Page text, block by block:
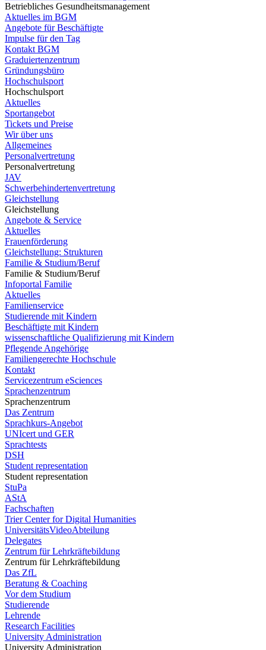
Betriebliches Gesundheitsmanagement
Aktuelles im BGM
Angebote für Beschäftigte
Impulse für den Tag
Kontakt BGM
Graduiertenzentrum
Gründungsbüro
Hochschulsport
Hochschulsport
Aktuelles
Sportangebot
Tickets und Preise
Wir über uns
Allgemeines
Personalvertretung
Personalvertretung
JAV
Schwerbehindertenvertretung
Gleichstellung
Gleichstellung
Angebote & Service
Aktuelles
Frauenförderung
Gleichstellung: Strukturen
Familie & Studium/Beruf
Familie & Studium/Beruf
Infoportal Familie
Aktuelles
Familienservice
Studierende mit Kindern
Beschäftigte mit Kindern
wissenschaftliche Qualifizierung mit Kindern
Pflegende Angehörige
Familiengerechte Hochschule
Kontakt
Servicezentrum eSciences
Sprachenzentrum
Sprachenzentrum
Das Zentrum
Sprachkurs-Angebot
UNIcert und GER
Sprachtests
DSH
Student representation
Student representation
StuPa
AStA
Fachschaften
Trier Center for Digital Humanities
UniversitätsVideoAbteilung
Delegates
Zentrum für Lehrkräftebildung
Zentrum für Lehrkräftebildung
Das ZfL
Beratung & Coaching
Vor dem Studium
Studierende
Lehrende
Research Facilities
University Administration
University Administration